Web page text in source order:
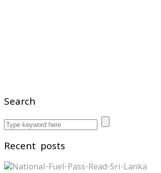
Search
Recent posts